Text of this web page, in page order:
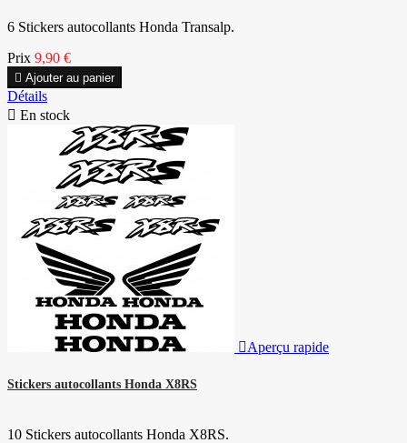
6 Stickers autocollants Honda Transalp.
Prix 9,90 €
 Ajouter au panier
Détails
 En stock
Aperçu rapide
Stickers autocollants Honda X8RS
10 Stickers autocollants Honda X8RS.